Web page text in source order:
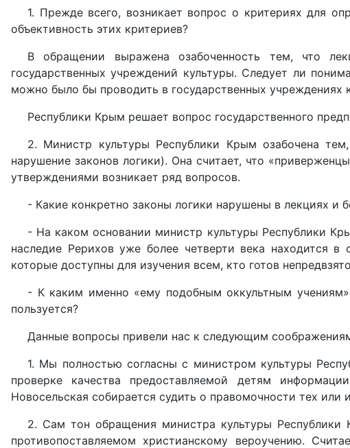
1. Прежде всего, возникает вопрос о критериях для
объективность этих критериев?
В обращении выражена озабоченность тем, что
государственных учреждений культуры. Следует ли
можно было бы проводить в государственных
Республики Крым решает вопрос государственного
2. Министр культуры Республики Крым озабочена
нарушение законов логики). Она считает, что
утверждениями возникает ряд вопросов.
- Какие конкретно законы логики нарушены в лекциях
- На каком основании министр культуры Республики
наследие Рерихов уже более четверти века находится
которые доступны для изучения всем, кто готов
- К каким именно «ему подобным оккультным
пользуется?
Данные вопросы привели нас к следующим
1. Мы полностью согласны с министром культуры
проверке качества предоставляемой детям
Новосельская собирается судить о правомочности тех
2. Сам тон обращения министра культуры
противопоставляемом христианскому вероучению.